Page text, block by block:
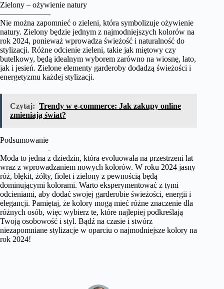
Zielony – ożywienie natury
——————-
Nie można zapomnieć o zieleni, która symbolizuje ożywienie
natury. Zielony będzie jednym z najmodniejszych kolorów na
rok 2024, ponieważ wprowadza świeżość i naturalność do
stylizacji. Różne odcienie zieleni, takie jak miętowy czy
butelkowy, będą idealnym wyborem zarówno na wiosnę, lato,
jak i jesień. Zielone elementy garderoby dodadzą świeżości i
energetyzmu każdej stylizacji.
Czytaj: Trendy w e-commerce: Jak zakupy online
zmieniają świat?
Podsumowanie
——————-
Moda to jedna z dziedzin, która evoluowała na przestrzeni lat
wraz z wprowadzaniem nowych kolorów. W roku 2024 jasny
róż, błękit, żółty, fiolet i zielony z pewnością będą
dominującymi kolorami. Warto eksperymentować z tymi
odcieniami, aby dodać swojej garderobie świeżości, energii i
elegancji. Pamiętaj, że kolory mogą mieć różne znaczenie dla
różnych osób, więc wybierz te, które najlepiej podkreślają
Twoją osobowość i styl. Bądź na czasie i stwórz
niezapomniane stylizacje w oparciu o najmodniejsze kolory na
rok 2024!